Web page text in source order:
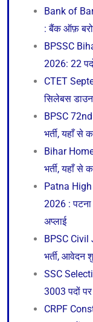
Bank of
: बैंक ऑफ़
BPSSC
2026: 22
CTET
सिलेबस
BPSC
भर्ती, यहाँ
Bihar
भर्ती, यहाँ
Patna
2026 : पटना
अप्लाई
BPSC Civil
भर्ती, आवेदन
SSC
3003 पदों पर
CRPF